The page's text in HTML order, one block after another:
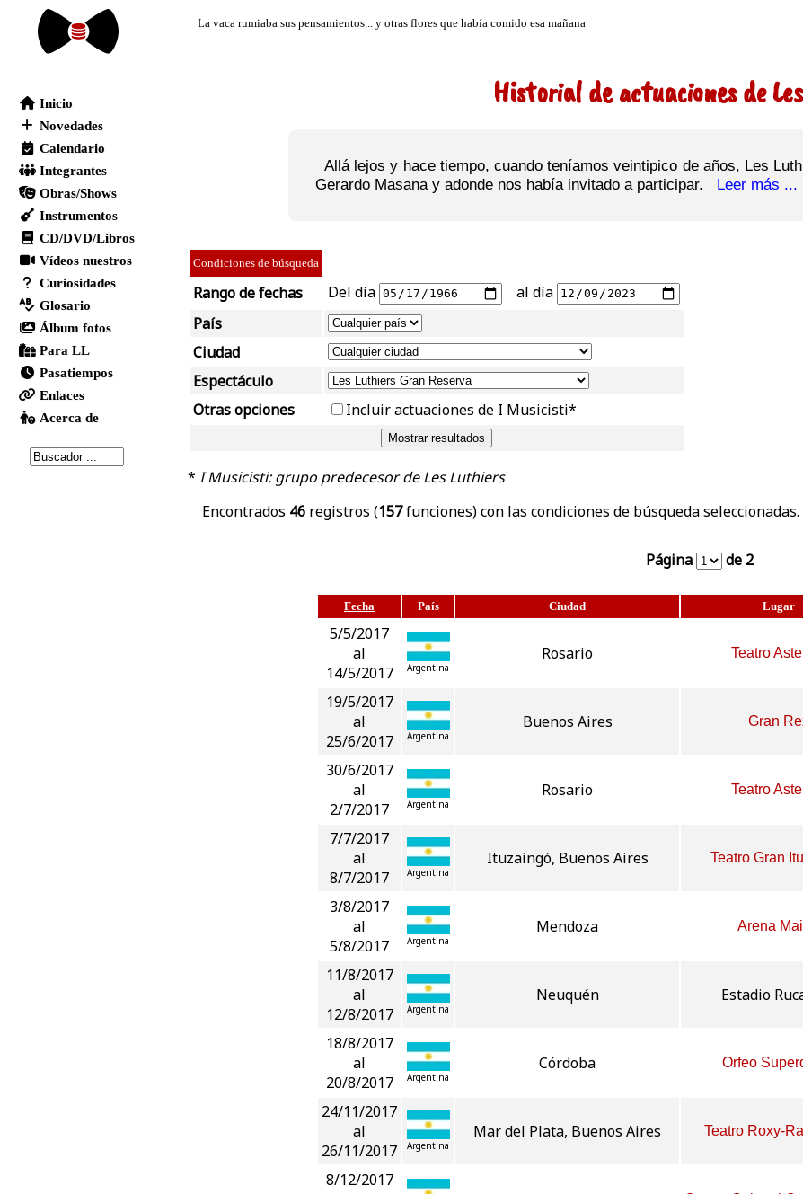
Historial de actuaciones de
Allá lejos y hace tiempo, cuando teníamos veintipico de años, Les
Gerardo Masana y adonde nos había invitado a participar.
Leer más ...
Condiciones de búsqueda
Rango de fechas Del día
al día
País
Ciudad
Espectáculo
Otras opciones
Incluir actuaciones de I Musicisti*
* I Musicisti: grupo predecesor de Les Luthiers
Encontrados 46 registros (157funciones) con las condiciones de búsqueda seleccionadas.
Página de 2
Fecha País Ciudad Lugar
5/5/2017
al
14/5/2017
Argentina
Rosario Teatro
19/5/2017
al
25/6/2017
Argentina
Buenos Aires Gran
30/6/2017
al
2/7/2017
Argentina
Rosario Teatro
7/7/2017
al
8/7/2017
Argentina
Ituzaingó, Buenos Aires Teatro Gran
3/8/2017
al
5/8/2017
Argentina
Mendoza Arena
11/8/2017
al
12/8/2017
Argentina
Neuquén Estadio
18/8/2017
al
20/8/2017
Argentina
Córdoba Orfeo
24/11/2017
al
26/11/2017
Argentina
Mar del Plata, Buenos Aires Teatro Roxy-
8/12/2017